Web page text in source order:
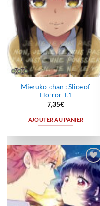
Mieruko-chan : Slice of
Horror T.1
7,35€
AJOUTER AU PANIER
Ajouter
à la
wishlist